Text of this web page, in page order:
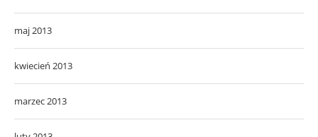
maj 2013
kwiecień 2013
marzec 2013